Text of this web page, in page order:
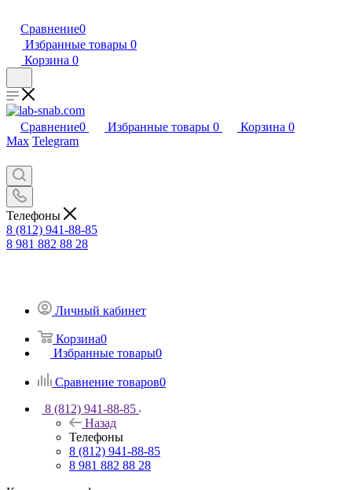
Сравнение0
Избранные товары 0
Корзина 0
Сравнение0 Избранные товары 0 Корзина 0
Max Telegram
Телефоны
8 (812) 941-88-85
8 981 882 88 28
Личный кабинет
Корзина0
Избранные товары0
Сравнение товаров0
8 (812) 941-88-85
Назад
Телефоны
8 (812) 941-88-85
8 981 882 88 28